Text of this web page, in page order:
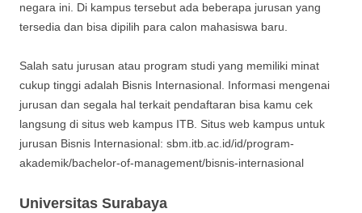
negara ini. Di kampus tersebut ada beberapa jurusan yang
tersedia dan bisa dipilih para calon mahasiswa baru.
Salah satu jurusan atau program studi yang memiliki minat
cukup tinggi adalah Bisnis Internasional. Informasi mengenai
jurusan dan segala hal terkait pendaftaran bisa kamu cek
langsung di situs web kampus ITB. Situs web kampus untuk
jurusan Bisnis Internasional: sbm.itb.ac.id/id/program-
akademik/bachelor-of-management/bisnis-internasional
Universitas Surabaya